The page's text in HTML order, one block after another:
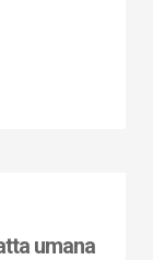
umana